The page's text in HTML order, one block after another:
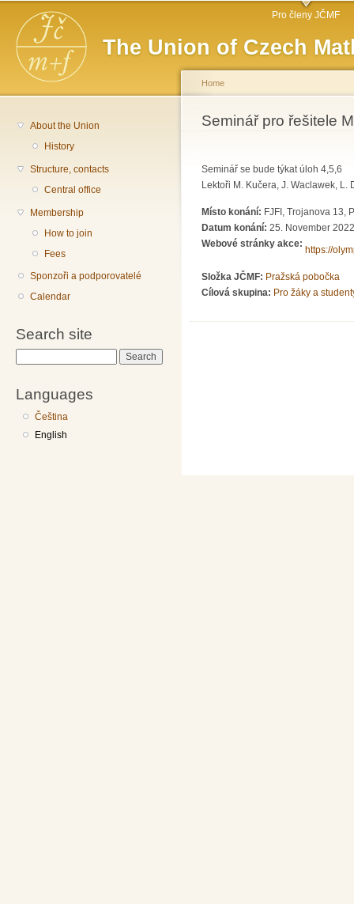
The Union of Czech
Main menu Pro členy JČMF
About the Union
History
Structure, contacts
Central office
Membership
How to join
Fees
Sponzoři a podporovatelé
Calendar
Search site
Languages
Čeština
English
You are here
Home
Seminář pro řešitele
Seminář se bude týkat úloh 4,5,6
Lektoři M. Kučera, J. Waclawek, L.
Místo konání: FJFI, Trojanova 13,
Datum konání: 25. November
Webové stránky akce:
https://
Složka JČMF: Pražská pobočka
Cílová skupina: Pro žáky a